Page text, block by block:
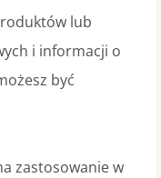
lub
i informacji o
być
zastosowanie w